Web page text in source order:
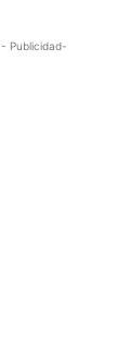
- Publicidad-